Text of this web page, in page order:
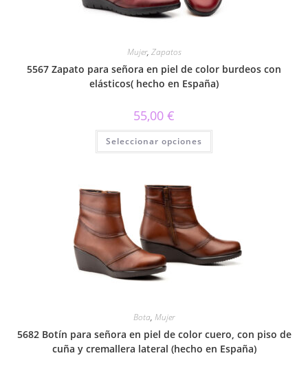
Mujer, Zapatos
5567 Zapato para señora en piel de color burdeos con
elásticos( hecho en España)
55,00 €
Seleccionar opciones
Este
tiene
la
página
de
producto
Bota, Mujer
5682 Botín para señora en piel de color cuero, con piso de
cuña y cremallera lateral (hecho en España)